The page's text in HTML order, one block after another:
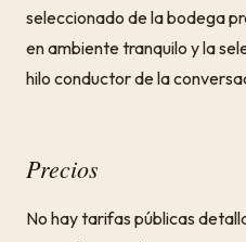
seleccionado de la bodega
en ambiente tranquilo y la
hilo conductor de la
Precios
No hay tarifas públicas